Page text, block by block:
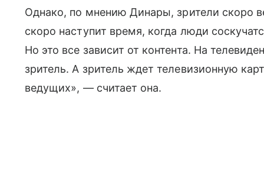
Однако, по мнению Динары, зрители скоро
скоро наступит время, когда люди
Но это все зависит от контента. На
зритель. А зритель ждет телевизионную
ведущих», — считает она.